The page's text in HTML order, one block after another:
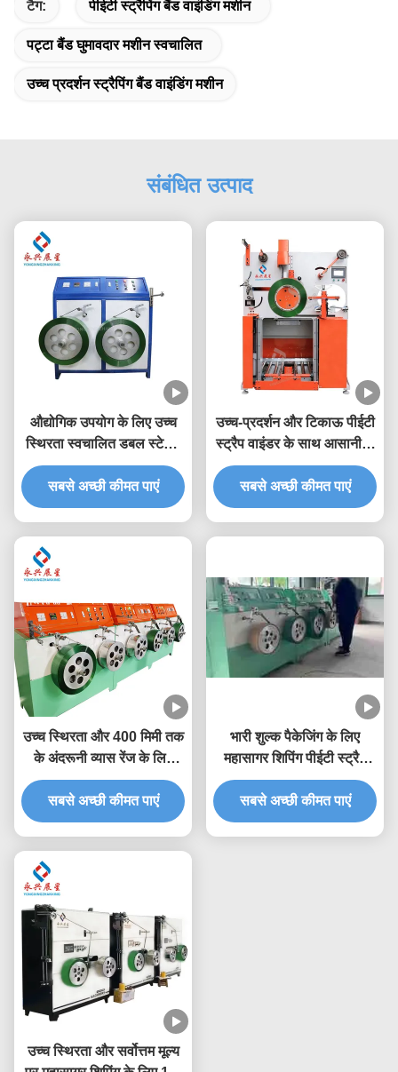
टैग: पीईटी स्ट्रैपिंग बैंड वाइंडिंग मशीन
पट्टा बैंड घुमावदार मशीन स्वचालित
उच्च प्रदर्शन स्ट्रैपिंग बैंड वाइंडिंग मशीन
संबंधित उत्पाद
औद्योगिक उपयोग के लिए उच्च
स्थिरता स्वचालित डबल स्टेशन
पीईटी स्ट्रैप रिवाइंडिंग मशीन
सबसे अच्छी कीमत पाएं
उच्च-प्रदर्शन और टिकाऊ पीईटी
स्ट्रैप वाइंडर के साथ आसानी से
पीईटी स्ट्रैप लपेटें
सबसे अच्छी कीमत पाएं
उच्च स्थिरता और 400 मिमी तक
के अंदरूनी व्यास रेंज के लिए
समायोज्य पीईटी स्ट्रैप वाइंडर
सबसे अच्छी कीमत पाएं
भारी शुल्क पैकेजिंग के लिए
महासागर शिपिंग पीईटी स्ट्रैप
रिवाइंडिंग मशीन 9-32 मिमी
चौड़ाई रेंज
सबसे अच्छी कीमत पाएं
उच्च स्थिरता और सर्वोत्तम मूल्य